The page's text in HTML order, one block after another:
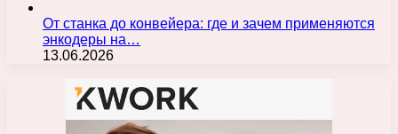
От станка до конвейера: где и зачем применяются
энкодеры на…
13.06.2026